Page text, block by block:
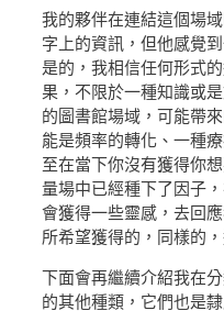
我的夥伴在連結這個場
字上的資訊，但他感覺
是的，我相信任何形式
果，不限於一種知識或
的圖書館場域，可能帶
能是頻率的轉化、一種
至在當下你沒有獲得你
量場中已經種下了因子
會獲得一些靈感，去回
所希望獲得的，同樣的
下面會再繼續介紹我在
的其他種類，它們也是